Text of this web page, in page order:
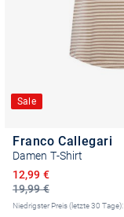
Sale
Franco Callegari
Damen T-Shirt
19,99 €
Ermäßigter Preis
12,99 €
Niedrigster Preis (letzte 30 Tage):